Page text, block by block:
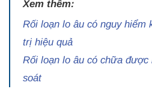
Xem thêm:
Rối loạn lo âu có nguy hiểm
trị hiệu quả
Rối loạn lo âu có chữa được
soát